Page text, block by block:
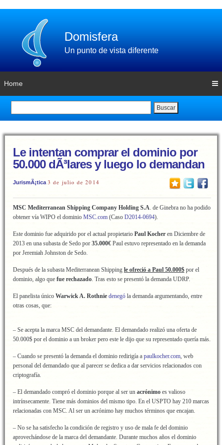
Domisfera
Un punto de vista diferente
Home
Buscar
Le intentan comprar el dominio por
50.000 dÃ³lares y luego lo demandan
JurismÃ¡tica 3 de julio de 2014
MSC Mediterranean Shipping Company Holding S.A. de Ginebra no ha podido
obtener vía WIPO el dominio MSC.com (Caso D2014-0694).
Este dominio fue adquirido por el actual propietario Paul Kocher en Diciembre de
2013 en una subasta de Sedo por 35.000€ Paul estuvo representado en la demanda
por Jeremiah Johnston de Sedo.
Después de la subasta Mediterranean Shipping le ofreció a Paul 50.000$ por el
dominio, algo que fue rechazado. Tras esto se presentó la demanda UDRP.
El panelista único Warwick A. Rothnie denegó la demanda argumentando, entre
otras cosas, que:
– Se acepta la marca MSC del demandante. El demandado realizó una oferta de
50.000$ por el dominio a un broker pero este le dijo que su representado quería más.
– Cuando se presentó la demanda el dominio redirigía a paulkocher.com, web
personal del demandado que al parecer se dedica a dar servicios relacionados con
criptografía.
– El demandado compró el dominio porque al ser un acrónimo es valioso
intrínsecamente. Tiene más dominios del mismo tipo. En el USPTO hay 210 marcas
relacionadas con MSC. Al ser un acrónimo hay muchos términos que encajan.
– No se ha satisfecho la condición de registro y uso de mala fe del dominio
aprovechándose de la marca del demandante. Durante muchos años el dominio